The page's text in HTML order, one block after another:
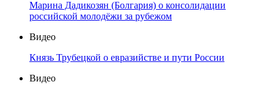
Марина Дадикозян (Болгария) о консолидации
российской молодёжи за рубежом
Видео
Князь Трубецкой о евразийстве и пути России
Видео